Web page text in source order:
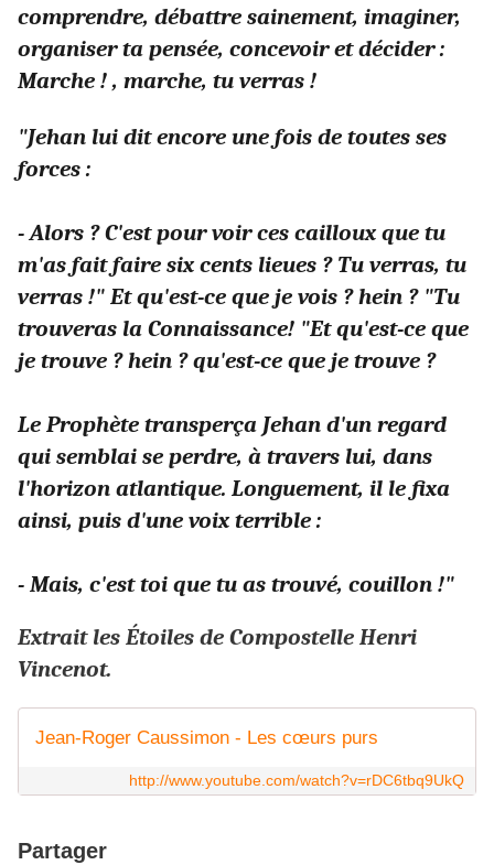
comprendre, débattre sainement, imaginer,
organiser ta pensée, concevoir et décider :
Marche ! , marche, tu verras !
"Jehan lui dit encore une fois de toutes ses
forces :
- Alors ? C'est pour voir ces cailloux que tu
m'as fait faire six cents lieues ? Tu verras, tu
verras !" Et qu'est-ce que je vois ? hein ? "Tu
trouveras la Connaissance! "Et qu'est-ce que
je trouve ? hein ? qu'est-ce que je trouve ?
Le Prophète transperça Jehan d'un regard
qui semblai se perdre, à travers lui, dans
l'horizon atlantique. Longuement, il le fixa
ainsi, puis d'une voix terrible :
- Mais, c'est toi que tu as trouvé, couillon !"
Extrait les Étoiles de Compostelle Henri
Vincenot.
Jean-Roger Caussimon - Les cœurs purs
http://www.youtube.com/watch?v=rDC6tbq9UkQ
Partager